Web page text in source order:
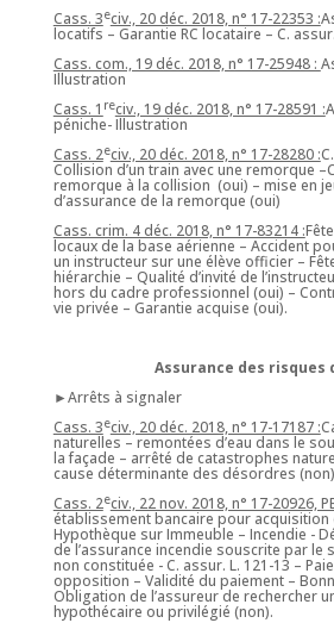
Cass. 3eciv., 20 déc. 2018, n° 17-22353 :
locatifs – Garantie RC locataire – C.
Cass. com., 19 déc. 2018, n° 17-25948 :
Illustration
Cass. 1 reciv., 19 déc. 2018, n° 17-28591 :
péniche- Illustration
Cass. 2eciv., 20 déc. 2018, n° 17-28280 :
Collision d’un train avec une remorque
remorque à la collision (oui) – mise en
d’assurance de la remorque (oui)
Cass. crim. 4 déc. 2018, n° 17-83214 :
locaux de la base aérienne – Accident
un instructeur sur une élève officier –
hiérarchie – Qualité d’invité de
hors du cadre professionnel (oui) –
vie privée – Garantie acquise (oui).
Assurance des risques
►Arrêts à signaler
Cass. 3eciv., 20 déc. 2018, n° 17-17187 :
naturelles – remontées d’eau dans le
la façade – arrêté de catastrophes
cause déterminante des désordres
Cass. 2eciv., 22 nov. 2018, n° 17-20926,
établissement bancaire pour acquisition
Hypothèque sur Immeuble – Incendie -
de l’assurance incendie souscrite par le
non constituée - C. assur. L. 121-13 –
opposition – Validité du paiement –
Obligation de l’assureur de rechercher
hypothécaire ou privilégié (non).